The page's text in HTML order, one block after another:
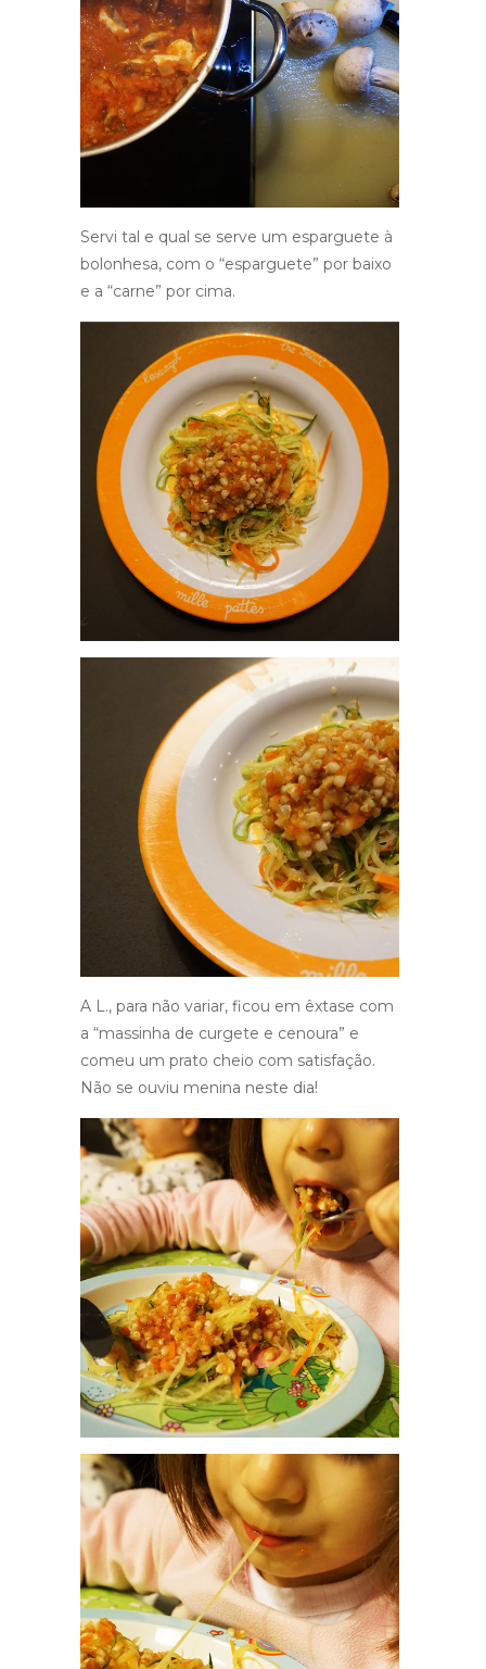
Servi tal e qual se serve um esparguete à
bolonhesa, com o “esparguete” por baixo
e a “carne” por cima.
A L., para não variar, ficou em êxtase com
a “massinha de curgete e cenoura” e
comeu um prato cheio com satisfação.
Não se ouviu menina neste dia!